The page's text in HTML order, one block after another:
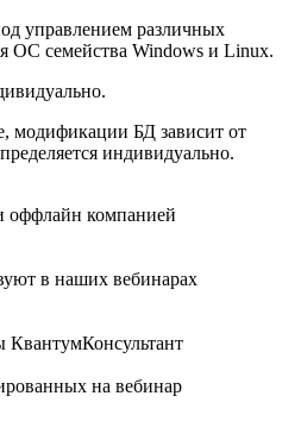
управлением различных
ОС семейства Windows и Linux.
модификации БД зависит от
индивидуально.
оффлайн компанией
в наших вебинарах
КвантумКонсультант
на вебинар